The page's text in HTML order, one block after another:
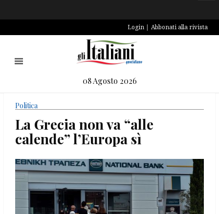
Login Abbonati alla rivista
08 Agosto 2026
Politica
La Grecia non va “alle
calende” l’Europa sì